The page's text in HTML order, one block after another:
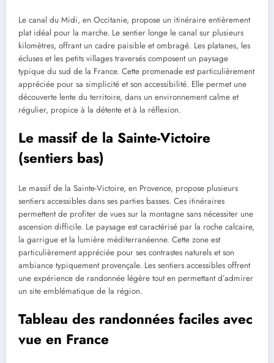
Le canal du Midi, en Occitanie, propose un itinéraire entièrement
plat idéal pour la marche. Le sentier longe le canal sur plusieurs
kilomètres, offrant un cadre paisible et ombragé. Les platanes, les
écluses et les petits villages traversés composent un paysage
typique du sud de la France. Cette promenade est particulièrement
appréciée pour sa simplicité et son accessibilité. Elle permet une
découverte lente du territoire, dans un environnement calme et
régulier, propice à la détente et à la réflexion.
Le massif de la Sainte-Victoire
(sentiers bas)
Le massif de la Sainte-Victoire, en Provence, propose plusieurs
sentiers accessibles dans ses parties basses. Ces itinéraires
permettent de profiter de vues sur la montagne sans nécessiter une
ascension difficile. Le paysage est caractérisé par la roche calcaire,
la garrigue et la lumière méditerranéenne. Cette zone est
particulièrement appréciée pour ses contrastes naturels et son
ambiance typiquement provençale. Les sentiers accessibles offrent
une expérience de randonnée légère tout en permettant d’admirer
un site emblématique de la région.
Tableau des randonnées faciles avec
vue en France